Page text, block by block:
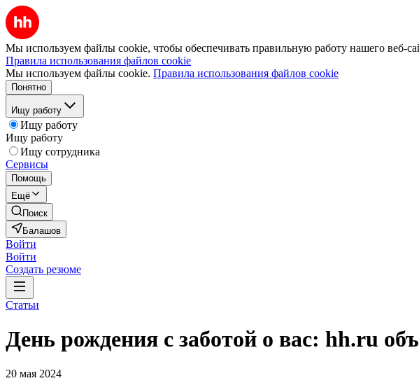
Мы используем файлы cookie, чтобы обеспечивать правильную работу нашего веб-
Правила использования файлов cookie
Мы используем файлы cookie. Правила использования файлов cookie
Понятно
Ищу работу
Ищу работу
Ищу работу
Ищу сотрудника
Сервисы
Помощь
Ещё
Поиск
Балашов
Войти
Войти
Создать резюме
Статьи
День рождения с заботой о вас: hh.ru
20 мая 2024